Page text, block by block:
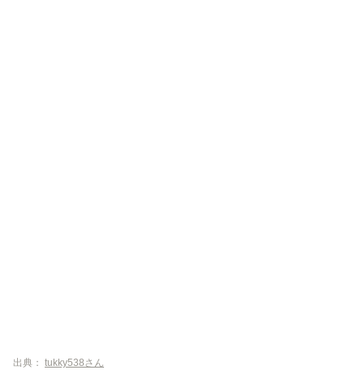
出典： tukky538さん